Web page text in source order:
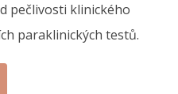
pečlivosti klinického
paraklinických testů.